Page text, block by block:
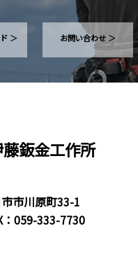
＞ お問い合わせ ＞
鈑金工作所
市川原町33-1
：059-333-7730